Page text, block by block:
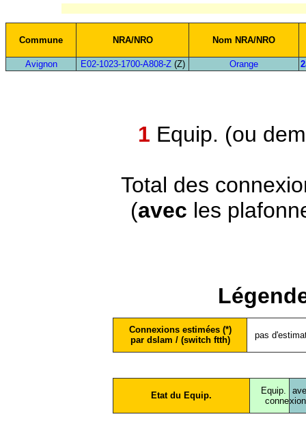
Commune NRA/NRO Nom NRA/NRO
Avignon E02-1023-1700-A808-Z(Z) Orange
1 Equip. (ou
Total des
(avec les
Connexions estimées (*)
par dslam / (switch ftth)
pas
Etat du Equip.
Equip.
conne